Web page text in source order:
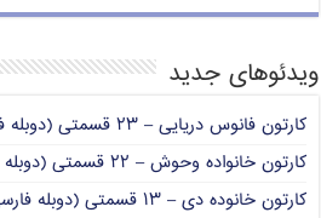
ویدئوهای جدید
کارتون فانوس دریایی – ۲۳ قسمتی (دوبله فارسی)
کارتون خانواده وحوش – ۲۲ قسمتی (دوبله فارسی)
کارتون خانوده دی – ۱۳ قسمتی (دوبله فارسی)